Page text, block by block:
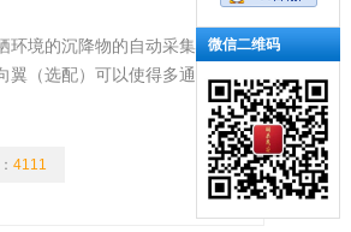
环境的沉降物的自动采集。多
（选配）可以使得多通道沉
统是可以随意配置的。所有的
4111
微信二维码